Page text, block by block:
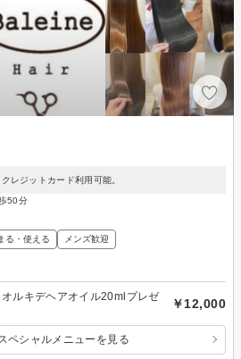
レジットカード利用可能。
50分
る・使える メンズ歓迎
ルキデヘアオイル20mlプレゼ
￥12,000
ペシャルメニューを見る